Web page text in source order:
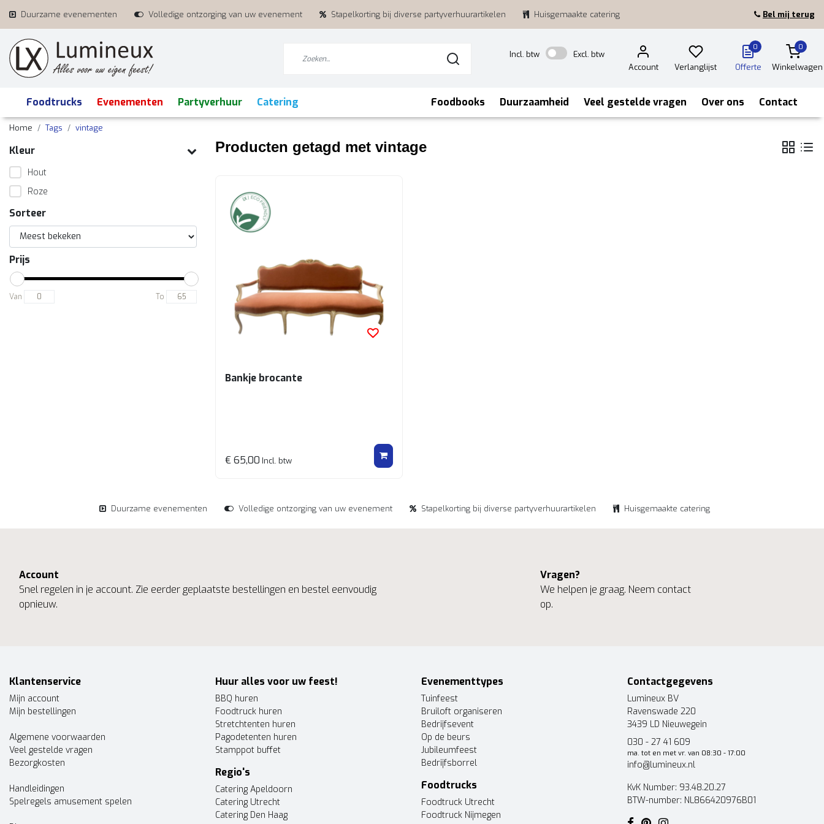
Duurzame evenementen Volledige ontzorging van uw evenement Stapelkorting bij diverse partyverhuurartikelen Huisgemaakte catering Bel mij terug
Incl. btw
Excl. btw
Account
Verlanglijst
0
Offerte
0
Winkelwagen
Foodtrucks Evenementen Partyverhuur Catering Foodbooks Duurzaamheid Veel gestelde vragen Over ons Contact
Home Tags vintage
Kleur
Hout
Roze
Sorteer
Prijs
Van To
Producten getagd met vintage
Bankje brocante
€ 65,00 Incl. btw
Duurzame evenementen Volledige ontzorging van uw evenement Stapelkorting bij diverse partyverhuurartikelen Huisgemaakte catering
Account
Snel regelen in je account. Zie eerder geplaatste bestellingen en bestel eenvoudig
opnieuw.
Vragen?
We helpen je graag. Neem contact
op.
Klantenservice
Mijn account
Mijn bestellingen
Algemene voorwaarden
Veel gestelde vragen
Bezorgkosten
Handleidingen
Spelregels amusement spelen
Huur alles voor uw feest!
BBQ huren
Foodtruck huren
Stretchtenten huren
Pagodetenten huren
Stamppot buffet
Regio's
Catering Apeldoorn
Catering Utrecht
Catering Den Haag
Evenementtypes
Tuinfeest
Bruiloft organiseren
Bedrijfsevent
Op de beurs
Jubileumfeest
Bedrijfsborrel
Foodtrucks
Foodtruck Utrecht
Foodtruck Nijmegen
Contactgegevens
Lumineux BV
Ravenswade 220
3439 LD Nieuwegein
030 - 27 41 609
ma. tot en met vr. van 08:30 - 17:00
info@lumineux.nl
KvK Number: 93.48.20.27
BTW-number: NL866420976B01